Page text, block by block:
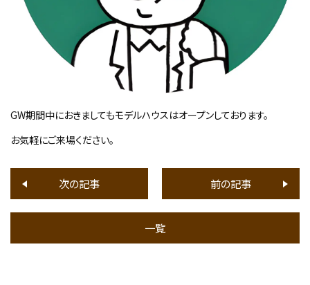
GW期間中におきましてもモデルハウスはオープンしております。
お気軽にご来場ください。
次の記事
一覧
前の記事